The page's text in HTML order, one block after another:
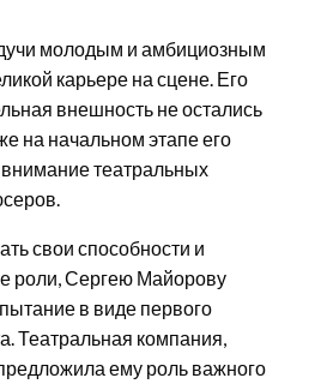
молодым и амбициозным
карьере на сцене. Его
внешность не остались
на начальном этапе его
театральных
свои способности и
роли, Сергею Майорову
в виде первого
Театральная компания,
ему роль важного